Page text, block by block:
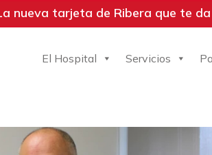
nueva tarjeta de Ribera que te
El Hospital Servicios